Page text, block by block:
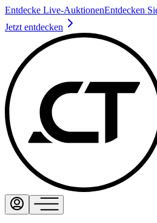
Entdecke Live-AuktionenEntdecken
Jetzt entdecken